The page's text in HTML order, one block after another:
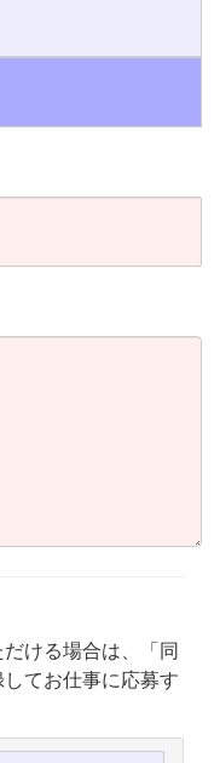
ける場合は、「同
てお仕事に応募す